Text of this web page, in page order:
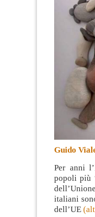
Guido
Per anni
popoli più
italiani
dell’UE